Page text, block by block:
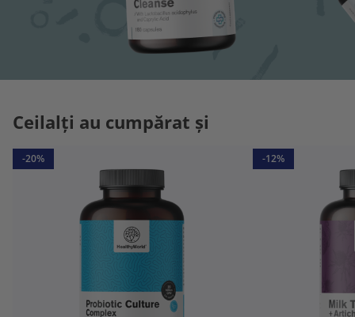
Ceilalți au cumpărat și
-20% -12%